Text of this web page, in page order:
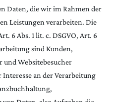
Daten, die wir im Rahmen der
Leistungen verarbeiten. Die
6 Abs. 1 lit. c. DSGVO, Art. 6
sind Kunden,
und Websitebesucher
an der Verarbeitung